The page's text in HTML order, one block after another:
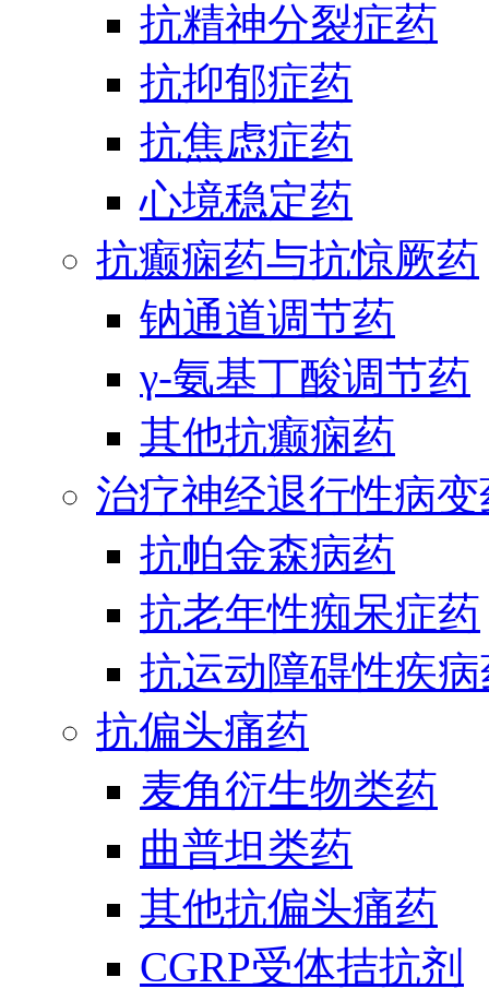
抗精神分裂症药
抗抑郁症药
抗焦虑症药
心境稳定药
抗癫痫药与抗惊厥药
钠通道调节药
γ-氨基丁酸调节药
其他抗癫痫药
治疗神经退行性病
抗帕金森病药
抗老年性痴呆症药
抗运动障碍性疾
抗偏头痛药
麦角衍生物类药
曲普坦类药
其他抗偏头痛药
CGRP受体拮抗剂